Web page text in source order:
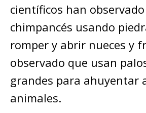
científicos han
chimpancés usando
romper y abrir nueces y
observado que usan
grandes para ahuyentar
animales.